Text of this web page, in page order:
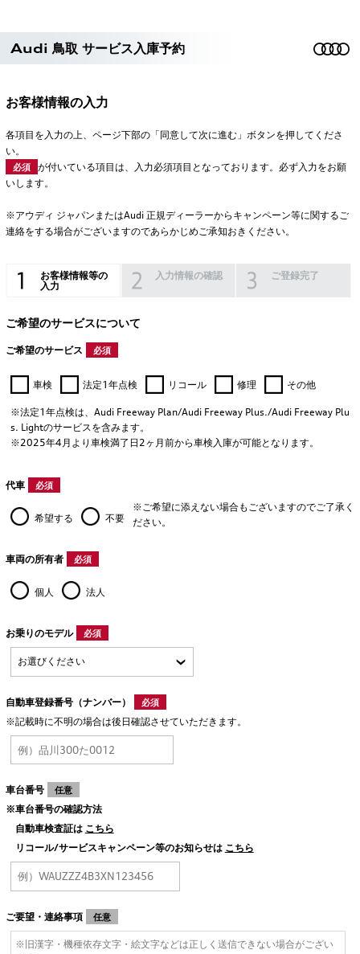
Audi 鳥取 サービス入庫予約
お客様情報の入力
各項目を入力の上、ページ下部の「同意して次に進む」ボタンを押してくださ
い。
必須
が付いている項目は、入力必須項目となっております。必ず入力をお願
いします。
※アウディ ジャパンまたはAudi 正規ディーラーからキャンペーン等に関するご
連絡をする場合がございますのであらかじめご承知おきください。
お客様情報等の
入力
入力情報の確認 ご登録完了
ご希望のサービスについて
ご希望のサービス 必須
車検 法定1年点検 リコール 修理 その他
※法定1年点検は、Audi Freeway Plan/Audi Freeway Plus./Audi Freeway Plu
s. Lightのサービスを含みます。
※2025年4月より車検満了日2ヶ月前から車検入庫が可能となります。
代車 必須
希望する 不要
※ご希望に添えない場合もございますのでご了承く
ださい。
車両の所有者 必須
個人 法人
お乗りのモデル 必須
自動車登録番号（ナンバー） 必須
※記載時に不明の場合は後日確認させていただきます。
車台番号 任意
※車台番号の確認方法
自動車検査証は こちら
リコール/サービスキャンペーン等のお知らせは こちら
ご要望・連絡事項 任意